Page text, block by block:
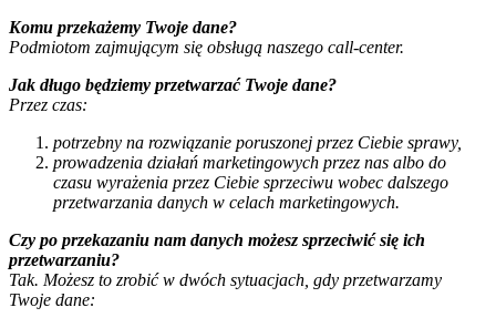
Komu przekażemy Twoje dane?
Podmiotom zajmującym się obsługą naszego call-center.
Jak długo będziemy przetwarzać Twoje dane?
Przez czas:
potrzebny na rozwiązanie poruszonej przez Ciebie sprawy,
prowadzenia działań marketingowych przez nas albo do
czasu wyrażenia przez Ciebie sprzeciwu wobec dalszego
przetwarzania danych w celach marketingowych.
Czy po przekazaniu nam danych możesz sprzeciwić się ich
przetwarzaniu?
Tak. Możesz to zrobić w dwóch sytuacjach, gdy przetwarzamy
Twoje dane: